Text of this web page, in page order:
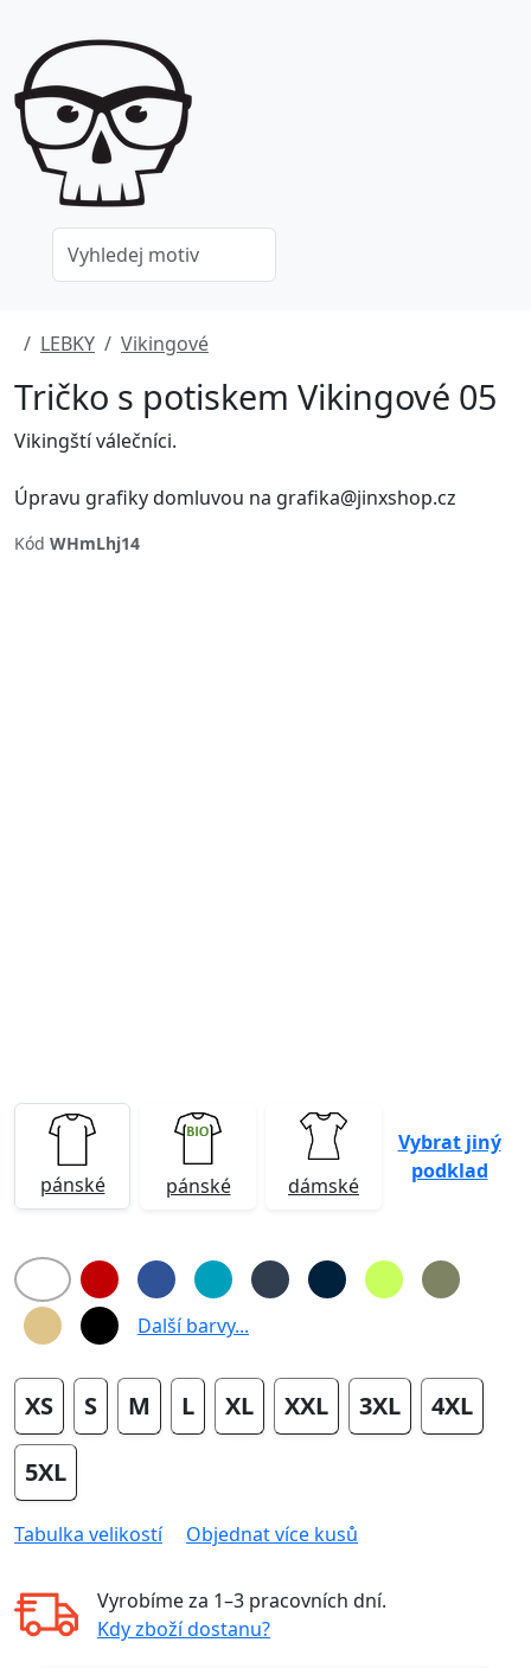
LEBKY Vikingové
Tričko s potiskem Vikingové 05
Vikingští válečníci.
Úpravu grafiky domluvou na grafika@jinxshop.cz
Kód WHmLhj14
pánské pánské dámské
Vybrat jiný
podklad
Další barvy...
XS S M L XL XXL 3XL 4XL
5XL
Tabulka velikostí Objednat více kusů
Vyrobíme za 1–3 pracovních dní.
Kdy zboží dostanu?